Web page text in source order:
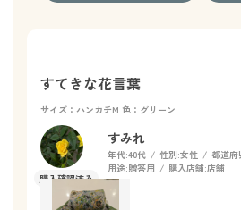
すてきな花言葉
サイズ：ハンカチM 色：グリーン
すみれ
年代:40代 性別:女性 都道府
用途:贈答用 購入店舗:店舗